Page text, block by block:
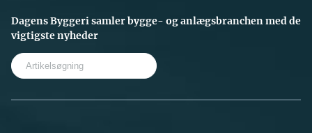
Dagens Byggeri samler bygge- og anlægsbranchen med de
vigtigste nyheder